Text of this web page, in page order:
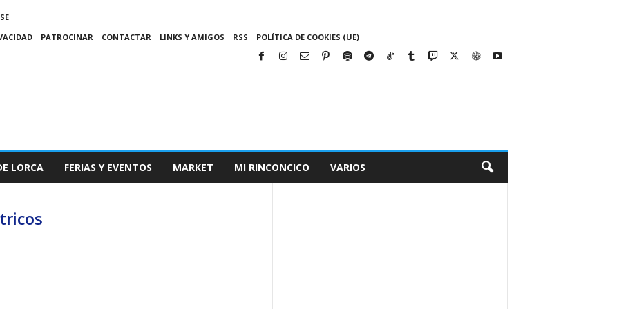
PATROCINAR CONTACTAR LINKS Y AMIGOS RSS POLÍTICA DE COOKIES (UE)
LORCA FERIAS Y EVENTOS MARKET MI RINCONCICO VARIOS